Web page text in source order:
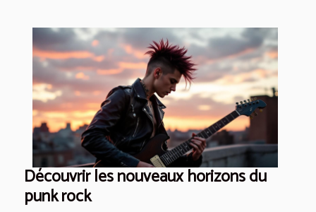
Découvrir les nouveaux horizons du
punk rock